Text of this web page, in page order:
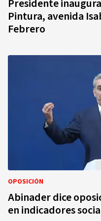
Presidente
Pintura, avenida
Febrero
OPOSICIÓN
Abinader dice
en indicadores